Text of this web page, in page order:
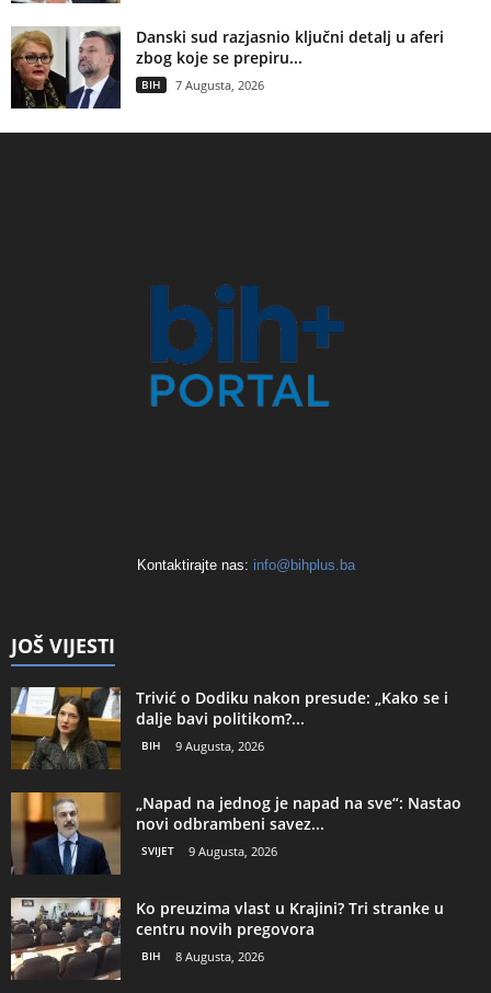
Danski sud razjasnio ključni detalj u aferi
zbog koje se prepiru...
BIH 7 Augusta, 2026
Kontaktirajte nas: info@bihplus.ba
JOŠ VIJESTI
Trivić o Dodiku nakon presude: „Kako se i
dalje bavi politikom?...
BIH 9 Augusta, 2026
„Napad na jednog je napad na sve“: Nastao
novi odbrambeni savez...
SVIJET 9 Augusta, 2026
Ko preuzima vlast u Krajini? Tri stranke u
centru novih pregovora
BIH 8 Augusta, 2026